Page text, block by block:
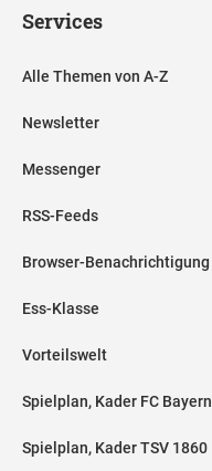
Services
Alle Themen von A-Z
Newsletter
Messenger
RSS-Feeds
Browser-Benachrichtigung
Ess-Klasse
Vorteilswelt
Spielplan, Kader FC Bayern
Spielplan, Kader TSV 1860